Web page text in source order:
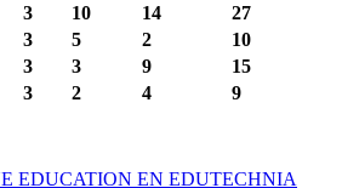
3 10 14
27
3 5 2
10
3 3 9
15
3 2 4 9
EDUCATION EN EDUTECHNIA